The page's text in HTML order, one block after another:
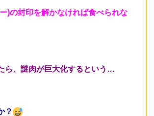
)の封印を解かなければ食べられな
ら、謎肉が巨大化するという…
？